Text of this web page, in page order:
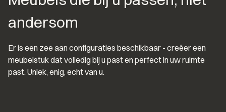
andersom
Er is een zee aan configuraties beschikbaar - creëer een
meubelstuk dat volledig bij u past en perfect in uw ruimte
past. Uniek, enig, echt van u.